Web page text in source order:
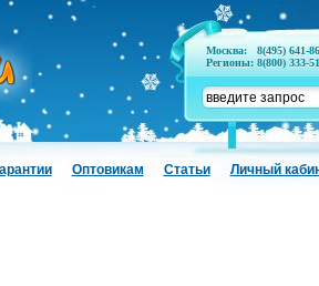
Москва:
8(495) 641-
Регионы: 8(800) 333-
Оптовикам Статьи Личный